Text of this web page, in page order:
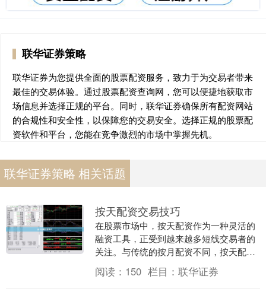
联华证券策略
联华证券为您提供全面的股票配资服务，致力于为交易者带来
最佳的交易体验。通过股票配资查询网，您可以便捷地获取市
场信息并选择正规的平台。同时，联华证券确保所有配资网站
的合规性和安全性，以保障您的交易安全。选择正规的股票配
资软件和平台，您能在竞争激烈的市场中掌握先机。
联华证券策略 相关话题
按天配资交易技巧
在股票市场中，按天配资作为一种灵活的
融资工具，正受到越来越多短线交易者的
关注。与传统的按月配资不同，按天配资
允许投资者按日计息股票配资查询网，资
金使用更加灵活，....
阅读： 150 栏目： 联华证券